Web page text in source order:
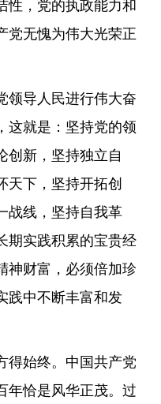
性，党的执政能力和
党无愧为伟大光荣正
领导人民进行伟大奋
这就是：坚持党的领
创新，坚持独立自
天下，坚持开拓创
战线，坚持自我革
期实践积累的宝贵经
神财富，必须倍加珍
践中不断丰富和发
得始终。中国共产党
年恰是风华正茂。过